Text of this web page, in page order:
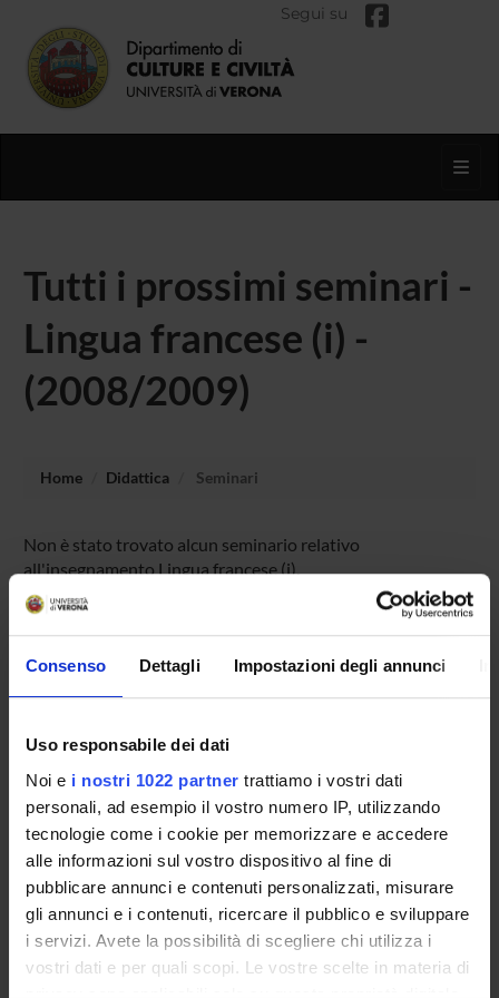
Consenso Dettagli Impostazioni degli annunci
Uso responsabile dei dati
Noi e i nostri 1022 partner trattiamo i vostri dati
personali, ad esempio il vostro numero IP, utilizzando
tecnologie come i cookie per memorizzare e accedere
alle informazioni sul vostro dispositivo al fine di
pubblicare annunci e contenuti personalizzati, misurare
gli annunci e i contenuti, ricercare il pubblico e sviluppare
i servizi. Avete la possibilità di scegliere chi utilizza i
vostri dati e per quali scopi. Le vostre scelte in materia di
privacy sono applicabili solo su questa proprietà digitale
Segui su
Tutti i prossimi seminari -
Lingua francese (i) -
(2008/2009)
Home Didattica Seminari
Non è stato trovato alcun seminario relativo
all'insegnamento Lingua francese (i).
OFFERTA FORMATIVA
SUPERIORE
Contatti
Persone
Luoghi
Calendario